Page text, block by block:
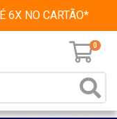
6X NO CARTÃO*
0